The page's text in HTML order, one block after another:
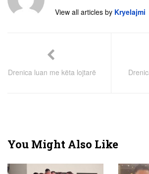
View all articles by Kryelajmi
Drenica luan me këta lojtarë
You Might Also Like